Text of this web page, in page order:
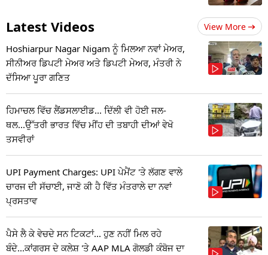
Latest Videos View More
Hoshiarpur Nagar Nigam ਨੂੰ ਮਿਲਆ ਨਵਾਂ ਮੇਅਰ,
ਸੀਨੀਅਰ ਡਿਪਟੀ ਮੇਅਰ ਅਤੇ ਡਿਪਟੀ ਮੇਅਰ, ਮੰਤਰੀ ਨੇ
ਦੱਸਿਆ ਪੂਰਾ ਗਣਿਤ
ਹਿਮਾਚਲ ਵਿੱਚ ਲੈਂਡਸਲਾਈਡ... ਦਿੱਲੀ ਵੀ ਹੋਈ ਜਲ-
ਥਲ...ਉੱਤਰੀ ਭਾਰਤ ਵਿੱਚ ਮੀਂਹ ਦੀ ਤਬਾਹੀ ਦੀਆਂ ਵੇਖੋ
ਤਸਵੀਰਾਂ
UPI Payment Charges: UPI ਪੇਮੈਂਟ 'ਤੇ ਲੱਗਣ ਵਾਲੇ
ਚਾਰਜ ਦੀ ਸੱਚਾਈ, ਜਾਣੋ ਕੀ ਹੈ ਵਿੱਤ ਮੰਤਰਾਲੇ ਦਾ ਨਵਾਂ
ਪ੍ਰਸਤਾਵ
ਪੈਸੇ ਲੈ ਕੇ ਵੇਚਦੇ ਸਨ ਟਿਕਟਾਂ... ਹੁਣ ਨਹੀਂ ਮਿਲ ਰਹੇ
ਬੰਦੇ...ਕਾਂਗਰਸ ਦੇ ਕਲੇਸ਼ 'ਤੇ AAP MLA ਗੋਲਡੀ ਕੰਬੋਜ ਦਾ